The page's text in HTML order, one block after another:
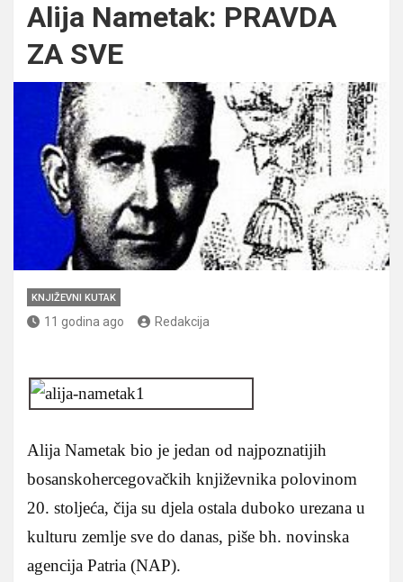
Alija Nametak: PRAVDA
ZA SVE
KNJIŽEVNI KUTAK
11 godina ago Redakcija
Alija Nametak bio je jedan od najpoznatijih
bosanskohercegovačkih književnika polovinom
20. stoljeća, čija su djela ostala duboko urezana u
kulturu zemlje sve do danas, piše bh. novinska
agencija Patria (NAP).